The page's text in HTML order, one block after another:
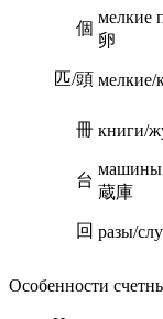
個
мелкие
卵
匹/頭
冊 книги/
台
蔵庫
回 разы/
Особенности